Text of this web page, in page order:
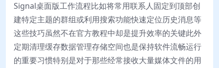
Signal桌面版工作流程比如将常用联系人固定到顶部创
建特定主题的群组或利用搜索功能快速定位历史消息等
这些技巧虽然不在官方教程中却是提升效率的关键此外
定期清理缓存数据管理存储空间也是保持软件流畅运行
的重要习惯特别是对于那些经常接收大量媒体文件的用